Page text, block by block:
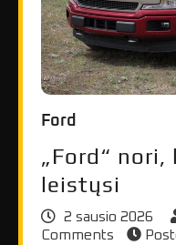
Ford
„Ford“
leistųsi
2 sausio 2026
Comments